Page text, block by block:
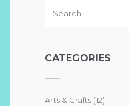
CATEGORIES
Arts & Crafts (12)